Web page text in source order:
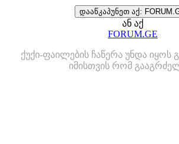
დააწკაპუნეთ აქ:
ან აქ
FORUM.GE
ქუქი-ფაილების ჩაწერა უნდა იყოს
იმისთვის რომ